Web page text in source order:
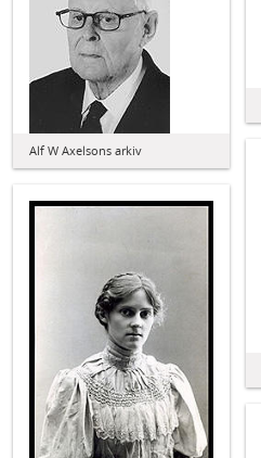
Alf W Axelsons arkiv